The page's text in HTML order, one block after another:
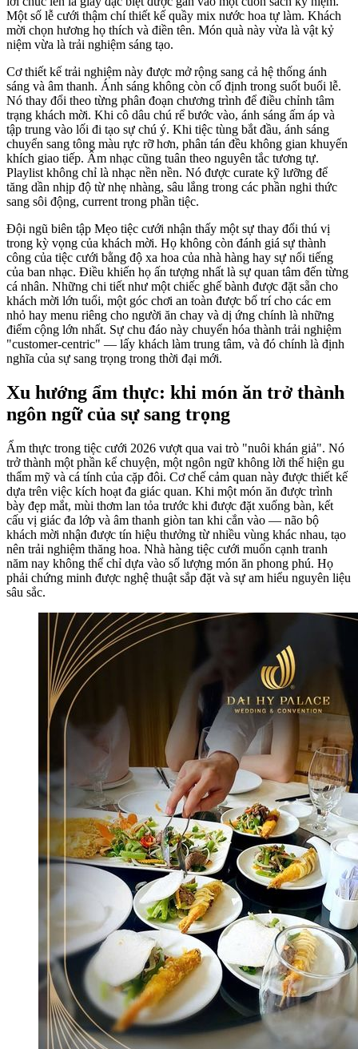
Một số lễ cưới thậm chí thiết kế quầy mix nước hoa tự làm. Khách
mời chọn hương họ thích và điền tên. Món quà này vừa là vật kỷ
niệm vừa là trải nghiệm sáng tạo.
Cơ thiết kế trải nghiệm này được mở rộng sang cả hệ thống ánh
sáng và âm thanh. Ánh sáng không còn cố định trong suốt buổi lễ.
Nó thay đổi theo từng phân đoạn chương trình để điều chỉnh tâm
trạng khách mời. Khi cô dâu chú rể bước vào, ánh sáng ấm áp và
tập trung vào lối đi tạo sự chú ý. Khi tiệc tùng bắt đầu, ánh sáng
chuyển sang tông màu rực rỡ hơn, phân tán đều không gian khuyến
khích giao tiếp. Âm nhạc cũng tuân theo nguyên tắc tương tự.
Playlist không chỉ là nhạc nền nền. Nó được curate kỹ lưỡng để
tăng dần nhịp độ từ nhẹ nhàng, sâu lắng trong các phần nghi thức
sang sôi động, current trong phần tiệc.
Đội ngũ biên tập Mẹo tiệc cưới nhận thấy một sự thay đổi thú vị
trong kỳ vọng của khách mời. Họ không còn đánh giá sự thành
công của tiệc cưới bằng độ xa hoa của nhà hàng hay sự nổi tiếng
của ban nhạc. Điều khiến họ ấn tượng nhất là sự quan tâm đến từng
cá nhân. Những chi tiết như một chiếc ghế bành được đặt sẵn cho
khách mời lớn tuổi, một góc chơi an toàn được bố trí cho các em
nhỏ hay menu riêng cho người ăn chay và dị ứng chính là những
điểm cộng lớn nhất. Sự chu đáo này chuyển hóa thành trải nghiệm
"customer-centric" — lấy khách làm trung tâm, và đó chính là định
nghĩa của sự sang trọng trong thời đại mới.
Xu hướng ẩm thực: khi món ăn trở thành
ngôn ngữ của sự sang trọng
Ẩm thực trong tiệc cưới 2026 vượt qua vai trò "nuôi khán giả". Nó
trở thành một phần kể chuyện, một ngôn ngữ không lời thể hiện gu
thẩm mỹ và cá tính của cặp đôi. Cơ chế cảm quan này được thiết kế
dựa trên việc kích hoạt đa giác quan. Khi một món ăn được trình
bày đẹp mắt, mùi thơm lan tỏa trước khi được đặt xuống bàn, kết
cấu vị giác đa lớp và âm thanh giòn tan khi cắn vào — não bộ
khách mời nhận được tín hiệu thưởng từ nhiều vùng khác nhau, tạo
nên trải nghiệm thăng hoa. Nhà hàng tiệc cưới muốn cạnh tranh
năm nay không thể chỉ dựa vào số lượng món ăn phong phú. Họ
phải chứng minh được nghệ thuật sắp đặt và sự am hiểu nguyên liệu
sâu sắc.